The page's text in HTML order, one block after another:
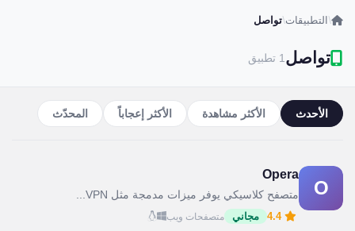
/ التطبيقات/تواصل
تواصل1 تطبيق
الأحدث الأكثر مشاهدة الأكثر إعجاباً المحدّث
O
Opera
متصفح كلاسيكي يوفر ميزات مدمجة مثل VPN...
4.4 مجاني متصفحات ويب